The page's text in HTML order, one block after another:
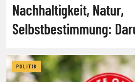
Nachhaltigkeit, Natur,
Selbstbestimmung:
POLITIK